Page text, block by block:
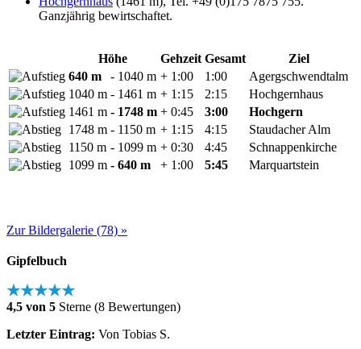
Ganzjährig bewirtschaftet.
Höhe Gehzeit Gesamt
Ziel
640 m
- 1040 m + 1:00 1:00
Agergschwendtalm
1040 m - 1461 m + 1:15 2:15
Hochgernhaus
1461 m - 1748 m + 0:45 3:00
Hochgern
1748 m - 1150 m + 1:15 4:15
Staudacher Alm
1150 m - 1099 m + 0:30 4:45
Schnappenkirche
1099 m - 640 m + 1:00 5:45 Marquartstein
Zur Bildergalerie (78) »
Gipfelbuch
★★★★★
4,5 von 5 Sterne (8 Bewertungen)
Letzter Eintrag: Von Tobias S.